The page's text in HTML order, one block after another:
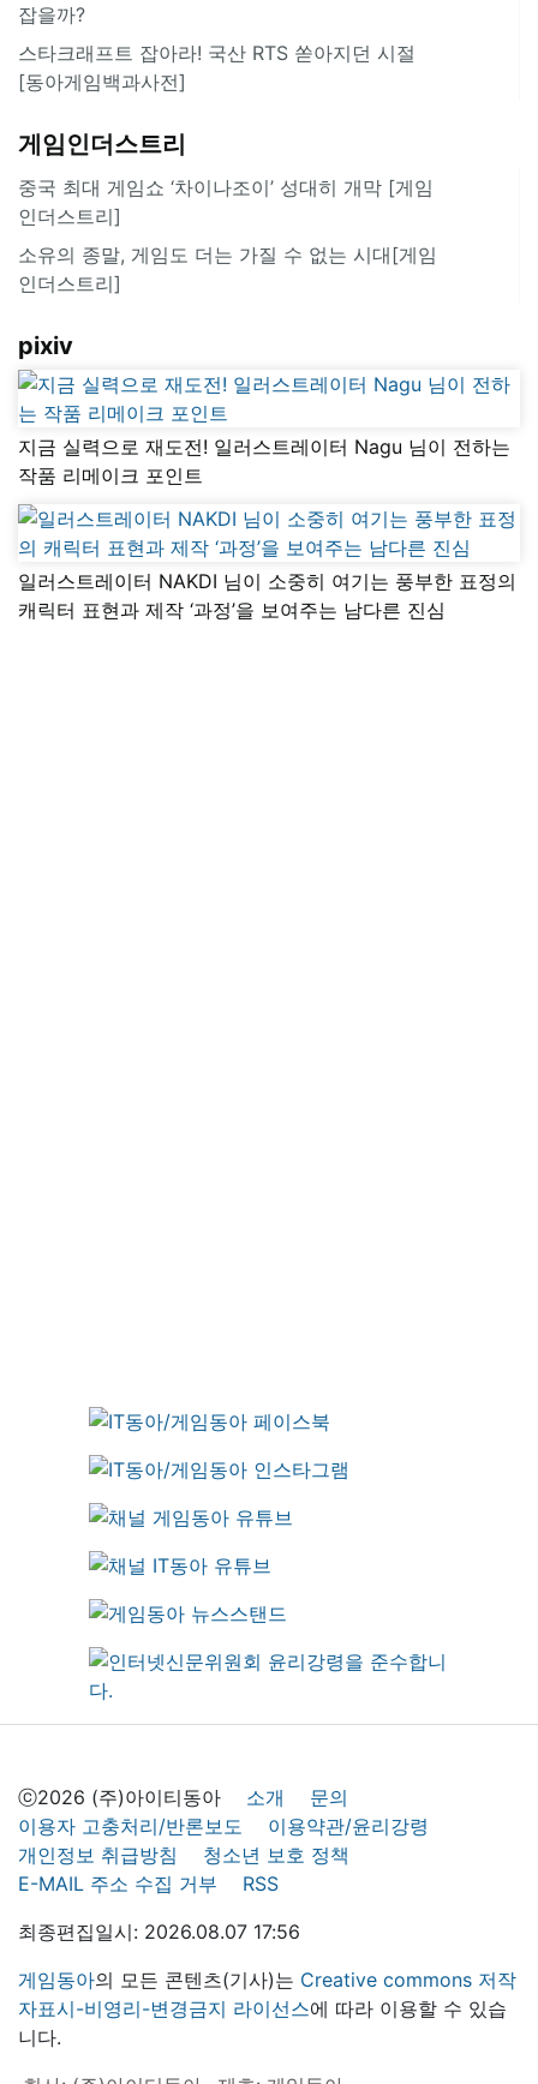
잡을까?
스타크래프트 잡아라! 국산 RTS 쏟아지던 시절
[동아게임백과사전]
게임인더스트리
중국 최대 게임쇼 ‘차이나조이’ 성대히 개막 [게임
인더스트리]
소유의 종말, 게임도 더는 가질 수 없는 시대[게임
인더스트리]
pixiv
지금 실력으로 재도전! 일러스트레이터 Nagu 님이 전하는
작품 리메이크 포인트
일러스트레이터 NAKDI 님이 소중히 여기는 풍부한 표정의
캐릭터 표현과 제작 ‘과정’을 보여주는 남다른 진심
ⓒ2026 (주)아이티동아 소개
문의
이용자 고충처리/반론보도
이용약관/윤리강령
개인정보 취급방침
청소년 보호 정책
E-MAIL 주소 수집 거부
RSS
최종편집일시: 2026.08.07 17:56
게임동아의 모든 콘텐츠(기사)는 Creative commons 저작
자표시-비영리-변경금지 라이선스에 따라 이용할 수 있습
니다.